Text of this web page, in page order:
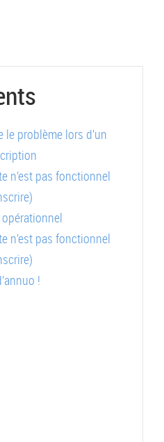
le problème lors d’un
n’est pas fonctionnel
n’est pas fonctionnel
!